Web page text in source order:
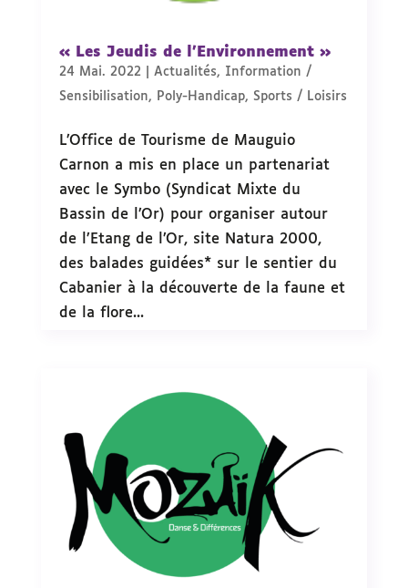
« Les Jeudis de l’Environnement »
24 Mai. 2022| Actualités, Information /
Sensibilisation, Poly-Handicap, Sports / Loisirs
L’Office de Tourisme de Mauguio
Carnon a mis en place un partenariat
avec le Symbo (Syndicat Mixte du
Bassin de l’Or) pour organiser autour
de l’Etang de l’Or, site Natura 2000,
des balades guidées* sur le sentier du
Cabanier à la découverte de la faune et
de la flore...